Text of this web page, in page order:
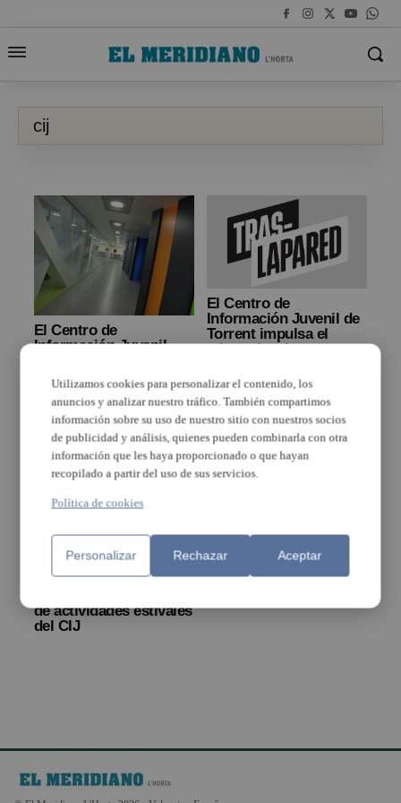
cij
El Centro de
Información Juvenil
presenta su programa
de actividades
El Centro de
Información Juvenil de
Torrent impulsa el
talento local con sus
fotografía, pintura
mural y arte visual
Los chicos y chicas de
Torrent lo pasan en
de actividades estivales
del CIJ
Nuevos cursos
formativos para
Utilizamos cookies para personalizar el contenido, los
anuncios y analizar nuestro tráfico. También compartimos
información sobre su uso de nuestro sitio con nuestros socios
de publicidad y análisis, quienes pueden combinarla con otra
información que les haya proporcionado o que hayan
recopilado a partir del uso de sus servicios.
Política de cookies
Personalizar Rechazar Aceptar